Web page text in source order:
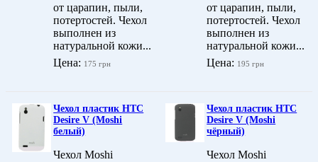
от царапин, пыли,
потертостей. Чехол
выполнен из
натуральной кожи...
Цена: 175 грн
от царапин, пыли,
потертостей. Чехол
выполнен из
натуральной кожи...
Цена: 195 грн
Чехол пластик HTC
Desire V (Moshi
белый)
Чехол Moshi
Чехол пластик HTC
Desire V (Moshi
чёрный)
Чехол Moshi